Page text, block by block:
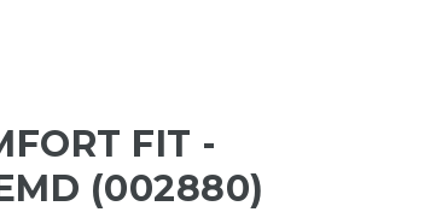
FIT -
(002880)